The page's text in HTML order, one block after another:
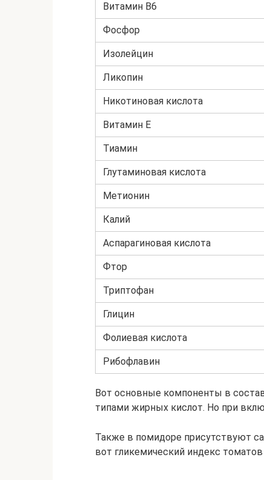
Витамин B6
Фосфор
Изолейцин
Ликопин
Никотиновая кислота
Витамин E
Тиамин
Глутаминовая кислота
Метионин
Калий
Аспарагиновая кислота
Фтор
Триптофан
Глицин
Фолиевая кислота
Рибофлавин
Вот основные компоненты в
типами жирных кислот. Но при
Также в помидоре присутствуют
вот гликемический индекс